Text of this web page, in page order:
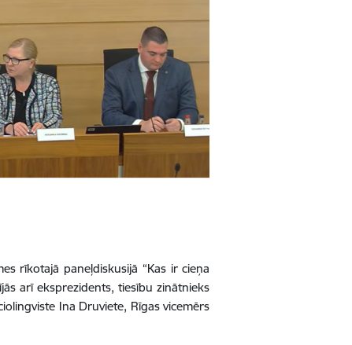
rīkotajā paneļdiskusijā “Kas ir cieņa
arī eksprezidents, tiesību zinātnieks
Ina Druviete, Rīgas vicemērs